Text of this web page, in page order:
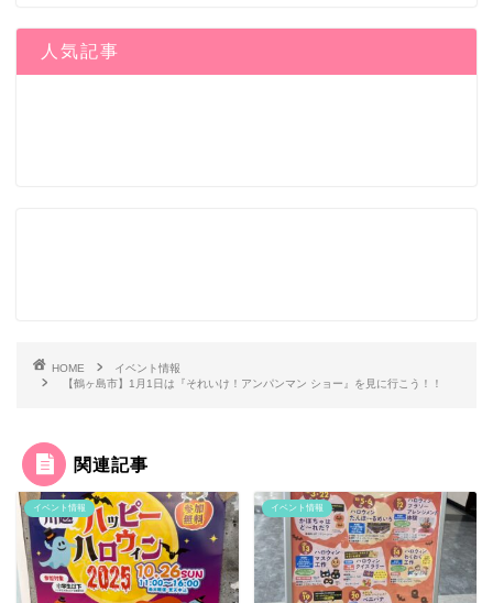
人気記事
HOME
イベント情報
【鶴ヶ島市】1月1日は『それいけ！アンパンマン ショー』を見に行こう！！
関連記事
イベント情報 イベント情報